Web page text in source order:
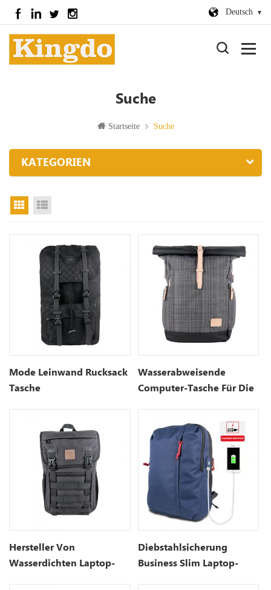
Deutsch
Suche
Startseite Suche
KATEGORIEN
Rasteransicht
Mode Leinwand Rucksack
Tasche
Wasserabweisende
Computer-Tasche Für Die
Hersteller Von
Wasserdichten Laptop-
Diebstahlsicherung
Business Slim Laptop-